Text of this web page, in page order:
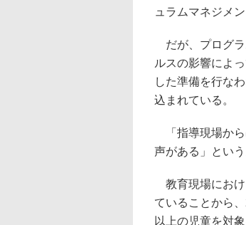
ュラムマネジメ
だが、プログラ
ルスの影響によ
した準備を行な
込まれている。
「指導現場から
声がある」という
教育現場におけ
ていることから
以上の児童を対